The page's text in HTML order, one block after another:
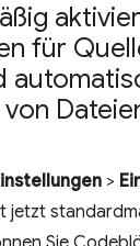
für
>
jetzt